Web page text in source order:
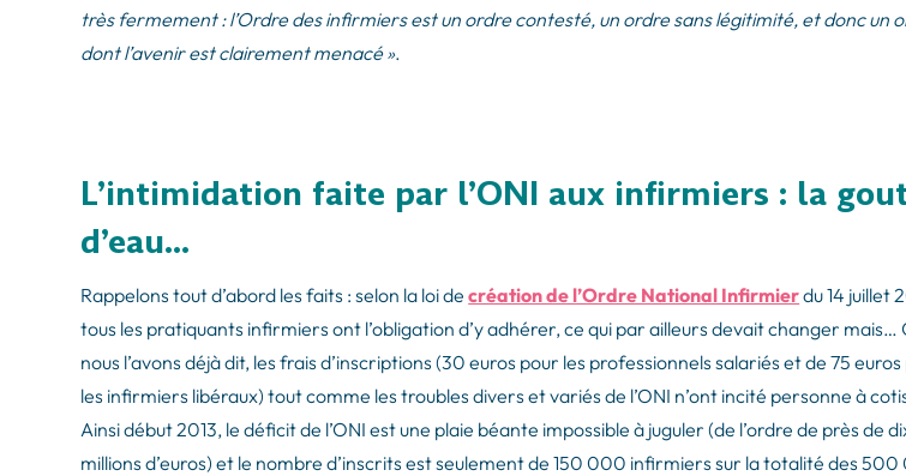
très fermement : l’Ordre des infirmiers est un ordre contesté, un ordre sans légitimité, et donc un
dont l’avenir est clairement menacé ».
L’intimidation faite par l’ONI aux infirmiers : la
d’eau…
Rappelons tout d’abord les faits : selon la loi decréation de l’Ordre National Infirmierdu 14 juillet
tous les pratiquants infirmiers ont l’obligation d’y adhérer, ce qui par ailleurs devait changer mais…
nous l’avons déjà dit, les frais d’inscriptions (30 euros pour les professionnels salariés et de 75
les infirmiers libéraux) tout comme les troubles divers et variés de l’ONI n’ont incité personne à
Ainsi début 2013, le déficit de l’ONI est une plaie béante impossible à juguler (de l’ordre de près de
millions d’euros) et le nombre d’inscrits est seulement de 150 000 infirmiers sur la totalité des